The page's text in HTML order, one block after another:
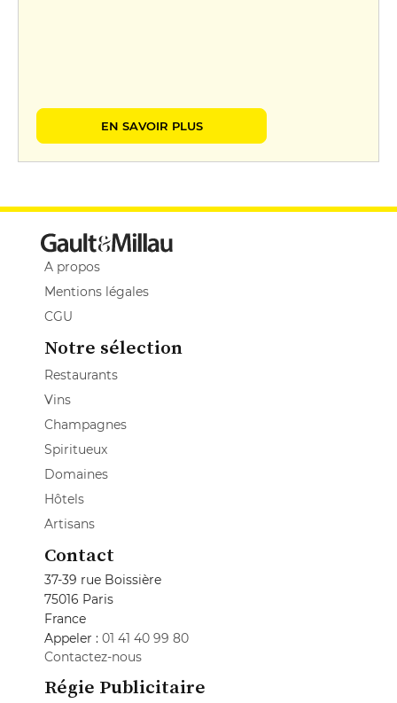
EN SAVOIR PLUS
A propos
Mentions légales
CGU
Notre sélection
Restaurants
Vins
Champagnes
Spiritueux
Domaines
Hôtels
Artisans
Contact
37-39 rue Boissière
75016 Paris
France
Appeler : 01 41 40 99 80
Contactez-nous
Régie Publicitaire